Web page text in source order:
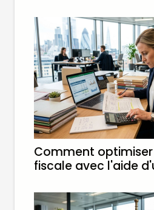
Comment
fiscale avec l'aide